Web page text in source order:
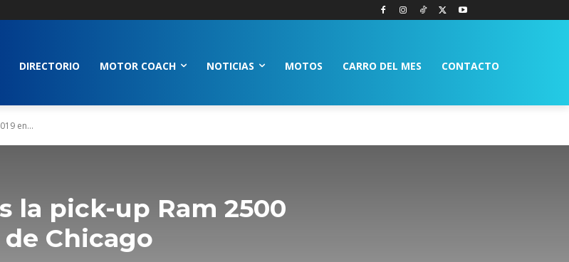
DIRECTORIO MOTOR COACH NOTICIAS MOTOS CARRO DEL MES CONTACTO
en...
la pick-up Ram 2500
de Chicago